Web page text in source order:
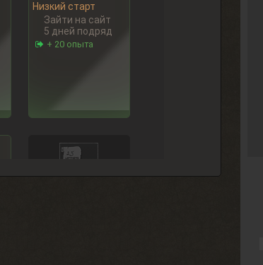
Низкий старт
Зайти на сайт
5 дней подряд
+ 20 опыта